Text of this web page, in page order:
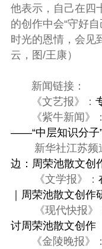
他表示，自己在四
的创作中会“守好
时光的恩情，会见
云，图/王康）
新闻链接：
《文艺报》：
《紫牛新闻》：
——“中层知识分子
新华社江苏频
边：周荣池散文创
《文学报》：
｜周荣池散文创
《现代快报》
讨周荣池散文创作
《金陵晚报》：